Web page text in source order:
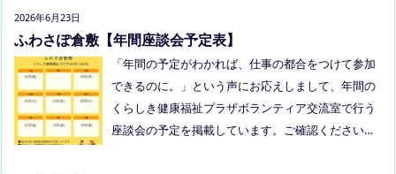
軽食を食べます。 締め切り：2026年7月24日（金）1
込みください。または、公式LINE、Instagramにメ
ッセージを送ってください。
2026年6月23日
ふわさぽ倉敷【年間座談会予定表】
「年間の予定がわかれば、仕事の都合をつけて参加
できるのに。」という声にお応えしまして、年間の
くらしき健康福祉プラザボランティア交流室で行う
座談会の予定を掲載しています。ご確認ください！